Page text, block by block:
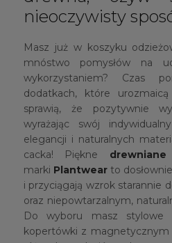
nieoczywisty
Masz już w koszyku
mnóstwo pomysłów na
wykorzystaniem? Czas
dodatkach, które
sprawią, że pozytywnie
wyrażając swój
elegancji i naturalnych
cacka! Piękne
marki Plantwearto
i przyciągają wzrok starannie
oraz niepowtarzalnym,
Do wyboru masz stylowe
kopertówki z magnetycznym